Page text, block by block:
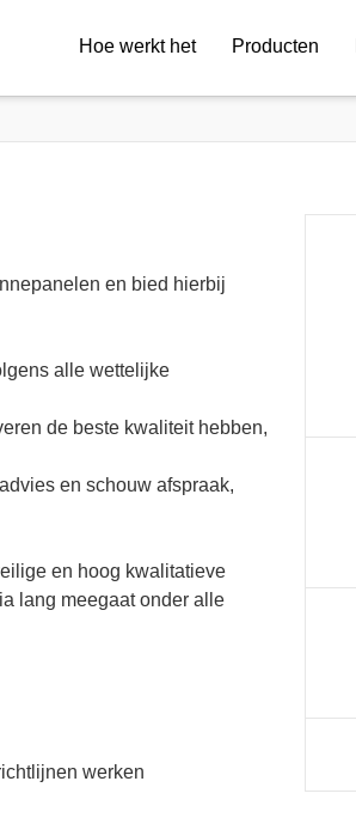
Hoe werkt het Producten
en bied hierbij
alle wettelijke
de beste kwaliteit hebben,
en schouw afspraak,
en hoog kwalitatieve
lang meegaat onder alle
werken